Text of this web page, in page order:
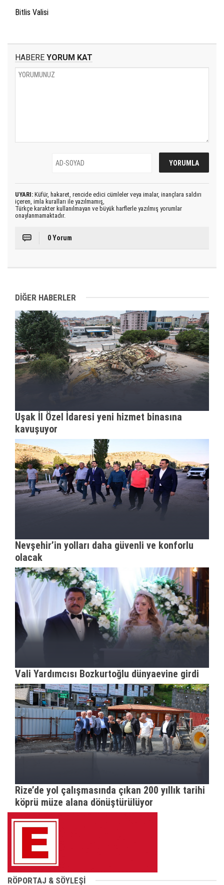
Bitlis Valisi
HABERE YORUM KAT
UYARI: Küfür, hakaret, rencide edici cümleler veya imalar, inançlara saldırı
içeren, imla kuralları ile yazılmamış,
Türkçe karakter kullanılmayan ve büyük harflerle yazılmış yorumlar
onaylanmamaktadır.
0 Yorum
DİĞER HABERLER
Uşak İl Özel İdaresi yeni hizmet binasına
kavuşuyor
Nevşehir’in yolları daha güvenli ve konforlu
olacak
Vali Yardımcısı Bozkurtoğlu dünyaevine girdi
Rize’de yol çalışmasında çıkan 200 yıllık tarihi
köprü müze alana dönüştürülüyor
RÖPORTAJ & SÖYLEŞİ